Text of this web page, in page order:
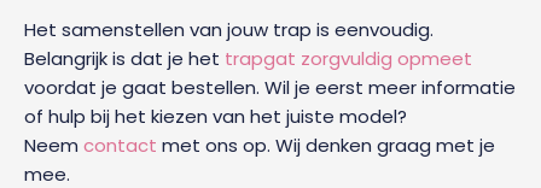
Het samenstellen van jouw trap is eenvoudig.
Belangrijk is dat je het trapgat zorgvuldig opmeet
voordat je gaat bestellen. Wil je eerst meer informatie
of hulp bij het kiezen van het juiste model?
Neem contact met ons op. Wij denken graag met je
mee.